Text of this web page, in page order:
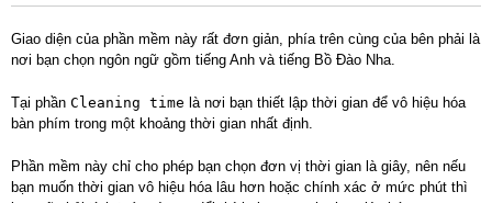
Giao diện của phần mềm này rất đơn giản, phía trên cùng của bên phải là
nơi bạn chọn ngôn ngữ gồm tiếng Anh và tiếng Bồ Đào Nha.
Tại phần Cleaning time là nơi bạn thiết lập thời gian để vô hiệu hóa
bàn phím trong một khoảng thời gian nhất định.
Phần mềm này chỉ cho phép bạn chọn đơn vị thời gian là giây, nên nếu
bạn muốn thời gian vô hiệu hóa lâu hơn hoặc chính xác ở mức phút thì